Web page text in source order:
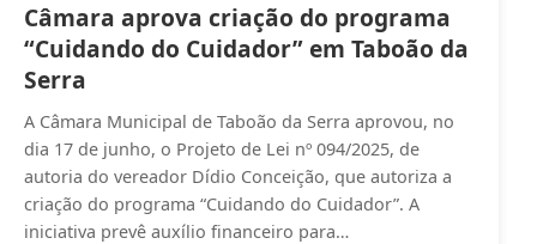
Câmara aprova criação do programa
“Cuidando do Cuidador” em Taboão da
Serra
A Câmara Municipal de Taboão da Serra aprovou, no
dia 17 de junho, o Projeto de Lei nº 094/2025, de
autoria do vereador Dídio Conceição, que autoriza a
criação do programa “Cuidando do Cuidador”. A
iniciativa prevê auxílio financeiro para…